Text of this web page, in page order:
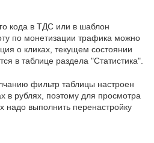
кода в ТДС или в шаблон
по монетизации трафика можно
о кликах, текущем состоянии
в таблице раздела "Статистика".
фильтр таблицы настроен
в рублях, поэтому для просмотра
надо выполнить перенастройку